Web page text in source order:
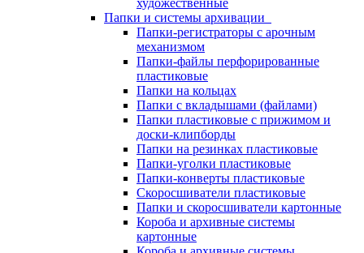
художественные
Папки и системы архивации
Папки-регистраторы с арочным
механизмом
Папки-файлы перфорированные
пластиковые
Папки на кольцах
Папки с вкладышами (файлами)
Папки пластиковые с прижимом и
доски-клипборды
Папки на резинках пластиковые
Папки-уголки пластиковые
Папки-конверты пластиковые
Скоросшиватели пластиковые
Папки и скоросшиватели картонные
Короба и архивные системы
картонные